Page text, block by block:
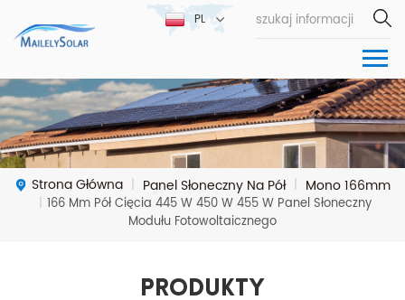
PL
Strona Główna | Panel Słoneczny Na Pół | Mono 166mm
| 166 Mm Pół Cięcia 445 W 450 W 455 W Panel Słoneczny
Modułu Fotowoltaicznego
Produkty